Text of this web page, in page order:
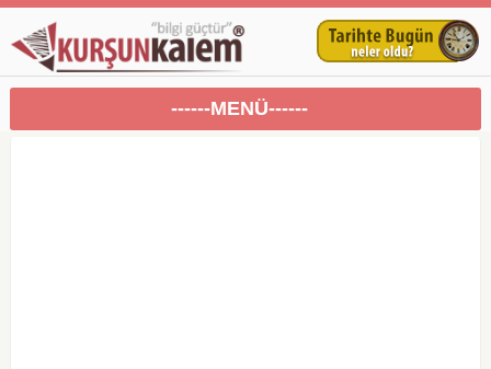
------MENÜ------